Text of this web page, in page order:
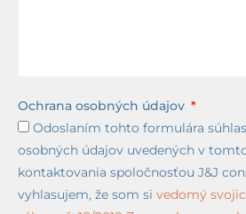
Ochrana osobných údajov
Odoslaním tohto formulára
osobných údajov uvedených v
kontaktovania spoločnosťou J&J
vyhlasujem, že som si vedomý